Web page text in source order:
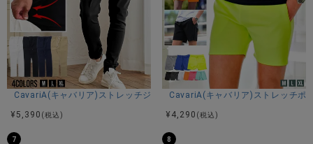
ップでの着用も可能。
色の組み合わせ次第で、ヴィンテージライクな雰囲気から、
きれいめなコーディネートまで幅広く楽しめます。
オンでもオフでも活躍する万能パンツを、ぜひお試しくださ
い。
※モデル画像は照明などの影響により実際の商品と異なる場合
がございます。
CavariA(キャバリア)ストレッチジョッパーパンツ/全4色
¥ 5,390 (税込)
CavariA(キャバリア)ストレッチポ
¥ 4,290 (税込)
7 8